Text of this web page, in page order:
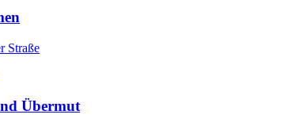
Straße
Übermut